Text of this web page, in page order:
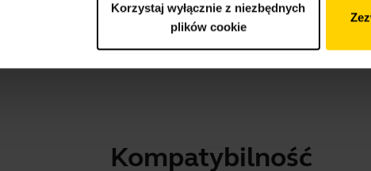
Korzystaj wyłącznie z niezbędnych
plików cookie
Przejdź do wszystkich dokumentów dotyczących produktu
Kompatybilność